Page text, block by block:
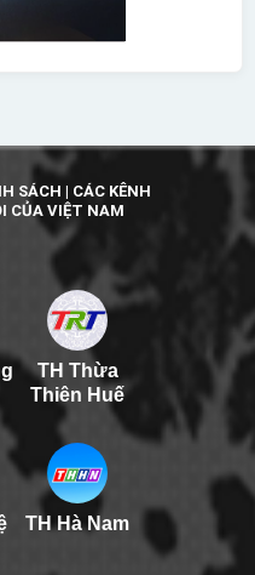
SÁCH | CÁC KÊNH
CỦA VIỆT NAM
TH Thừa
Thiên Huế
TH Hà Nam